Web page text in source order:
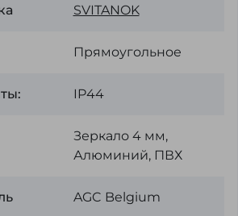
SVІTANOK
Прямоугольное
IP44
Зеркало 4 мм,
Алюминий, ПВХ
AGC Belgium